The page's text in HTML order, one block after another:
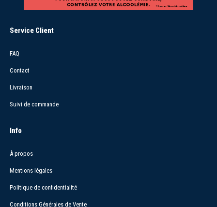
Service Client
FAQ
Contact
Livraison
Suivi de commande
Info
À propos
Mentions légales
Politique de confidentialité
Conditions Générales de Vente